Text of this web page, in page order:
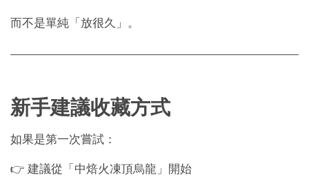
而不是單純「放很久」。
新手建議收藏方式
如果是第一次嘗試：
👉 建議從「中焙火凍頂烏龍」開始